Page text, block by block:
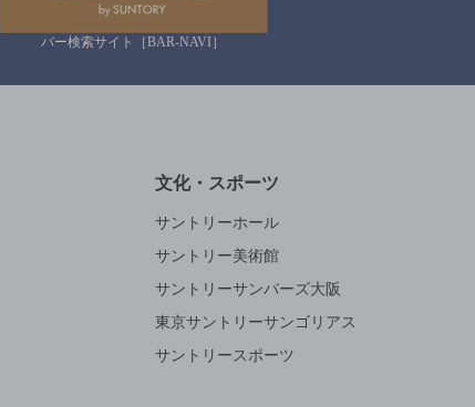
バー検索サイト［BAR-NAVI］
文化・スポーツ
サントリーホール
サントリー美術館
サントリーサンバーズ大阪
東京サントリーサンゴリアス
サントリースポーツ